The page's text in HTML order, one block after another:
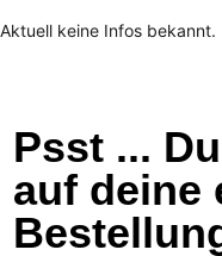
Aktuell keine Infos bekannt.
Psst ...
auf deine